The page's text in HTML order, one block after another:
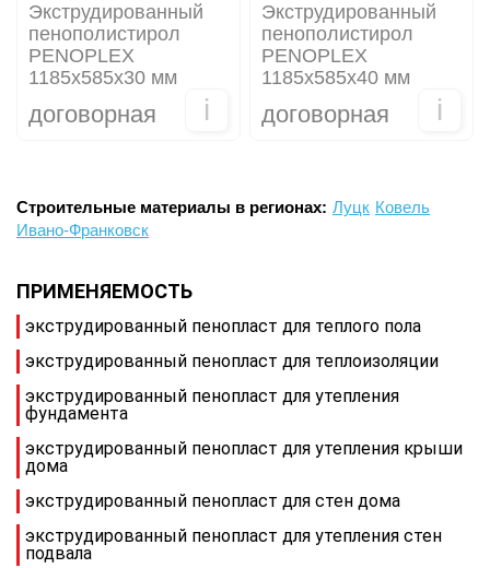
Экструдированный
пенополистирол
PENOPLEX
1185х585х30 мм
договорная i
Экструдированный
пенополистирол
PENOPLEX
1185х585х40 мм
договорная i
Строительные материалы в регионах: Луцк Ковель
Ивано-Франковск
ПРИМЕНЯЕМОСТЬ
экструдированный пенопласт для теплого пола
экструдированный пенопласт для теплоизоляции
экструдированный пенопласт для утепления
фундамента
экструдированный пенопласт для утепления крыши
дома
экструдированный пенопласт для стен дома
экструдированный пенопласт для утепления стен
подвала